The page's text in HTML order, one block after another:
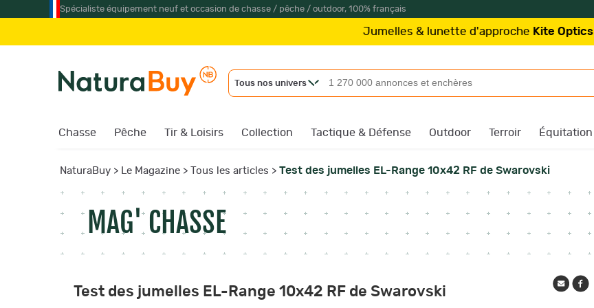
Spécialiste équipement neuf et occasion de chasse / pêche / outdoor, 100% français
Jumelles & lunette d'approcheKite Optics à partir de 219€
Tous nos univers
Chasse Pêche Tir & Loisirs Collection Tactique & Défense Outdoor Terroir Équitation
NaturaBuy > Le Magazine > Tous les articles > Test des jumelles EL-Range 10x42 RF de Swarovski
MAG' CHASSE
Test des jumelles EL-Range 10x42 RF de Swarovski